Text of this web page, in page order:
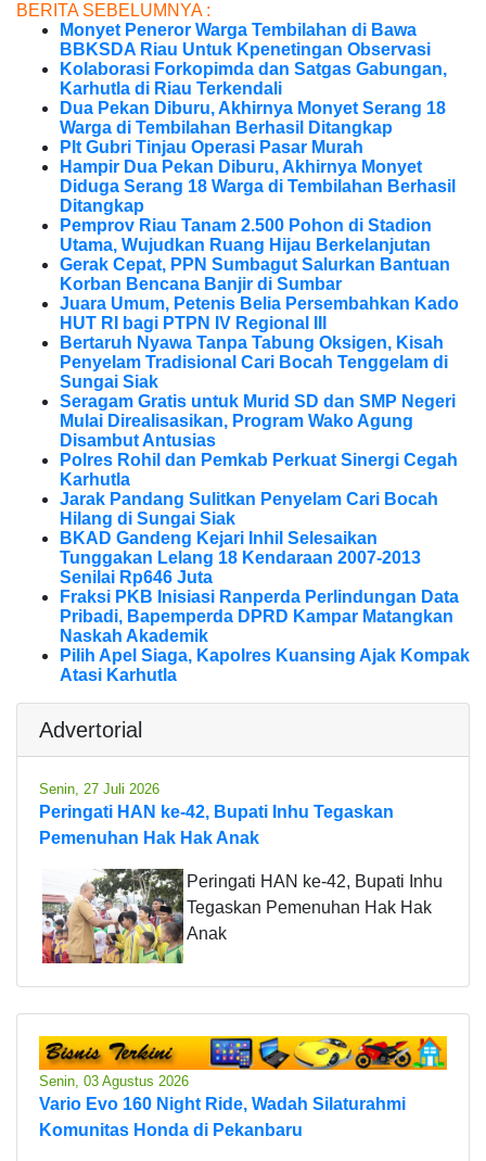
BERITA SEBELUMNYA :
Monyet Peneror Warga Tembilahan di Bawa
BBKSDA Riau Untuk Kpenetingan Observasi
Kolaborasi Forkopimda dan Satgas Gabungan,
Karhutla di Riau Terkendali
Dua Pekan Diburu, Akhirnya Monyet Serang 18
Warga di Tembilahan Berhasil Ditangkap
Plt Gubri Tinjau Operasi Pasar Murah
Hampir Dua Pekan Diburu, Akhirnya Monyet
Diduga Serang 18 Warga di Tembilahan Berhasil
Ditangkap
Pemprov Riau Tanam 2.500 Pohon di Stadion
Utama, Wujudkan Ruang Hijau Berkelanjutan
Gerak Cepat, PPN Sumbagut Salurkan Bantuan
Korban Bencana Banjir di Sumbar
Juara Umum, Petenis Belia Persembahkan Kado
HUT RI bagi PTPN IV Regional III
Bertaruh Nyawa Tanpa Tabung Oksigen, Kisah
Penyelam Tradisional Cari Bocah Tenggelam di
Sungai Siak
Seragam Gratis untuk Murid SD dan SMP Negeri
Mulai Direalisasikan, Program Wako Agung
Disambut Antusias
Polres Rohil dan Pemkab Perkuat Sinergi Cegah
Karhutla
Jarak Pandang Sulitkan Penyelam Cari Bocah
Hilang di Sungai Siak
BKAD Gandeng Kejari Inhil Selesaikan
Tunggakan Lelang 18 Kendaraan 2007-2013
Senilai Rp646 Juta
Fraksi PKB Inisiasi Ranperda Perlindungan Data
Pribadi, Bapemperda DPRD Kampar Matangkan
Naskah Akademik
Pilih Apel Siaga, Kapolres Kuansing Ajak Kompak
Atasi Karhutla
Advertorial
Senin, 27 Juli 2026
Peringati HAN ke-42, Bupati Inhu Tegaskan
Pemenuhan Hak Hak Anak
Peringati HAN ke-42, Bupati Inhu
Tegaskan Pemenuhan Hak Hak
Anak
Senin, 03 Agustus 2026
Vario Evo 160 Night Ride, Wadah Silaturahmi
Komunitas Honda di Pekanbaru